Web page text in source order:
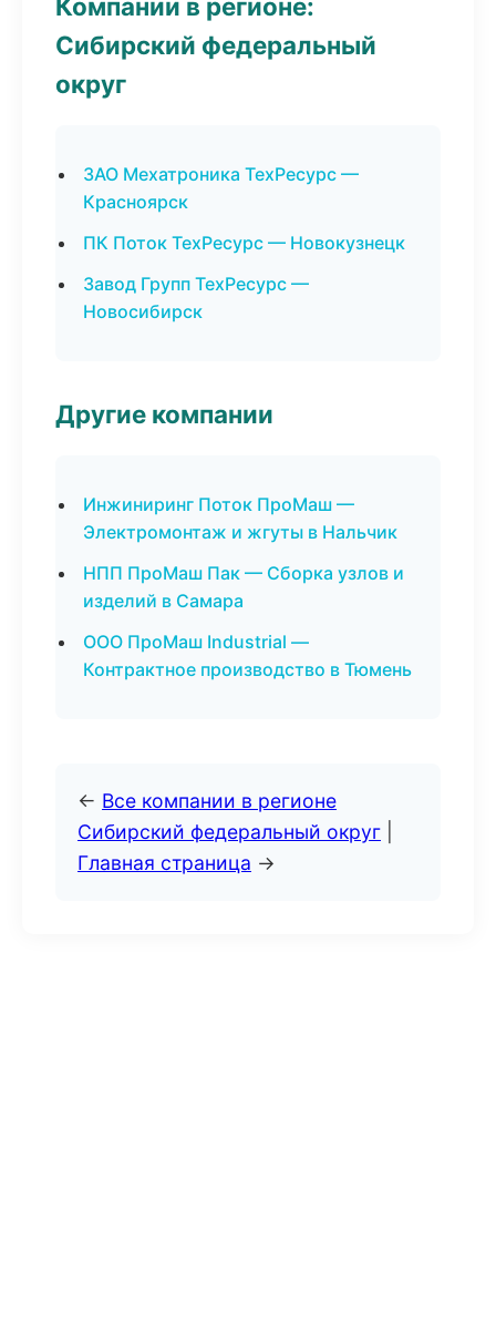
Компании в регионе:
Сибирский федеральный
округ
ЗАО Мехатроника ТехРесурс —
Красноярск
ПК Поток ТехРесурс — Новокузнецк
Завод Групп ТехРесурс —
Новосибирск
Другие компании
Инжиниринг Поток ПроМаш —
Электромонтаж и жгуты в Нальчик
НПП ПроМаш Пак — Сборка узлов и
изделий в Самара
ООО ПроМаш Industrial —
Контрактное производство в Тюмень
← Все компании в регионе
Сибирский федеральный округ
Главная страница →